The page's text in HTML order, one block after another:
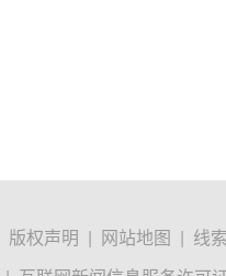
版权声明 | 网站地图 | 线